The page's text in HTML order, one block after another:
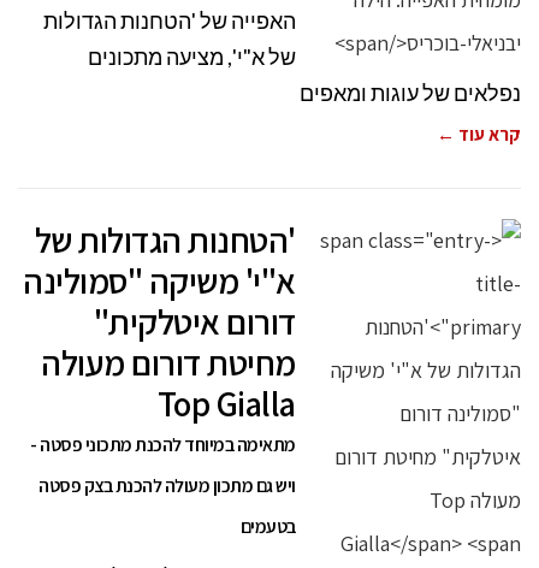
האפייה של 'הטחנות הגדולות
של א"י', מציעה מתכונים
נפלאים של עוגות ומאפים
קרא עוד ←
'הטחנות הגדולות של
א"י' משיקה "סמולינה
דורום איטלקית"
מחיטת דורום מעולה
Top Gialla
מתאימה במיוחד להכנת מתכוני פסטה -
ויש גם מתכון מעולה להכנת בצק פסטה
בטעמים